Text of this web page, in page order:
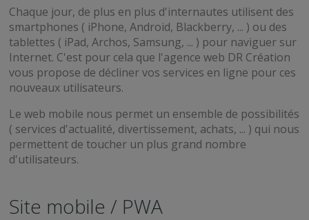
Chaque jour, de plus en plus d'internautes utilisent des
smartphones ( iPhone, Android, Blackberry, ... ) ou des
tablettes ( iPad, Archos, Samsung, ... ) pour naviguer sur
Internet. C'est pour cela que l'agence web DR Création
vous propose de décliner vos services en ligne pour ces
nouveaux utilisateurs.
Le web mobile nous permet un ensemble de possibilités
( services d'actualité, divertissement, achats, ... ) qui nous
permettent de toucher un plus grand nombre
d'utilisateurs.
Site mobile / PWA